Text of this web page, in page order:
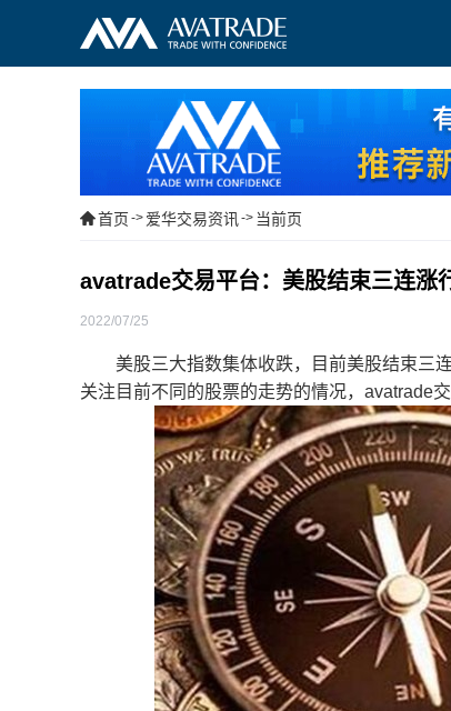
首页 -> 爱华交易资讯 -> 当前页
avatrade交易平台：美股结束三连涨
2022/07/25
美股三大指数集体收跌，目前美股结束三连
关注目前不同的股票的走势的情况，avatrade